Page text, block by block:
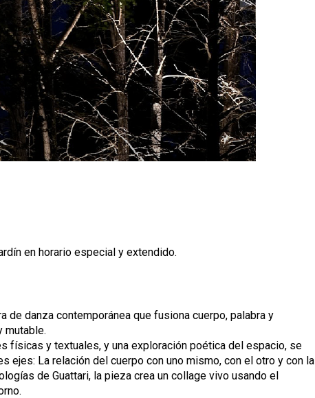
en horario especial y extendido.
de danza contemporánea que fusiona cuerpo, palabra y
mutable.
físicas y textuales, y una exploración poética del espacio, se
ejes: La relación del cuerpo con uno mismo, con el otro y con la
de Guattari, la pieza crea un collage vivo usando el